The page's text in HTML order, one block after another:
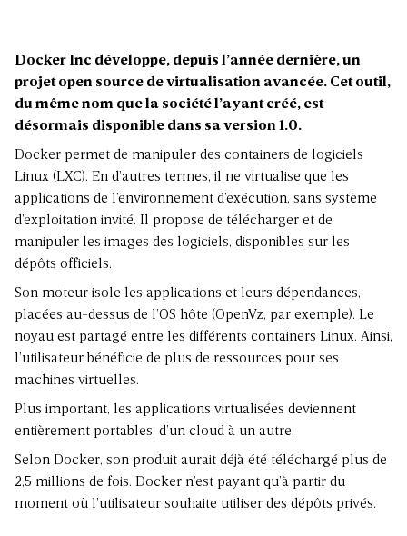
Docker Inc développe, depuis l’année dernière, un
projet open source de virtualisation avancée. Cet outil,
du même nom que la société l’ayant créé, est
désormais disponible dans sa version 1.0.
Docker permet de manipuler des containers de logiciels
Linux (LXC). En d’autres termes, il ne virtualise que les
applications de l’environnement d’exécution, sans système
d’exploitation invité. Il propose de télécharger et de
manipuler les images des logiciels, disponibles sur les
dépôts officiels.
Son moteur isole les applications et leurs dépendances,
placées au-dessus de l’OS hôte (OpenVz, par exemple). Le
noyau est partagé entre les différents containers Linux. Ainsi,
l’utilisateur bénéficie de plus de ressources pour ses
machines virtuelles.
Plus important, les applications virtualisées deviennent
entièrement portables, d’un cloud à un autre.
Selon Docker, son produit aurait déjà été téléchargé plus de
2,5 millions de fois. Docker n’est payant qu’à partir du
moment où l’utilisateur souhaite utiliser des dépôts privés.